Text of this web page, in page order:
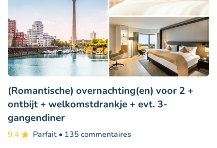
(Romantische) overnachting(en) voor 2 +
ontbijt + welkomstdrankje + evt. 3-
gangendiner
9.4 Parfait • 135 commentaires